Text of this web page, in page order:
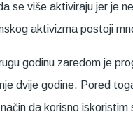
da se više aktiviraju jer
aktivizma postoji
godinu zaredom je
dvije godine. Pored
da korisno